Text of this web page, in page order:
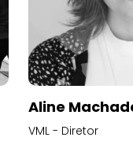
Aline
VML - Diretor